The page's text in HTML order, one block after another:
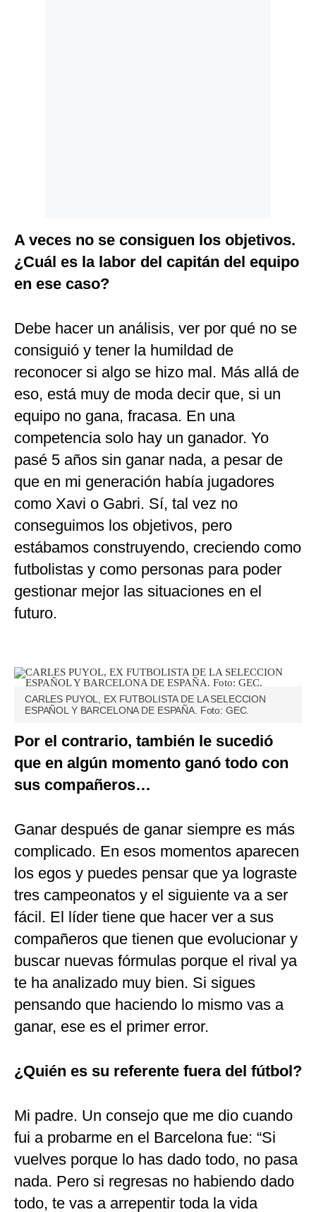
A veces no se consiguen los objetivos.
¿Cuál es la labor del capitán del equipo
en ese caso?
Debe hacer un análisis, ver por qué no se
consiguió y tener la humildad de
reconocer si algo se hizo mal. Más allá de
eso, está muy de moda decir que, si un
equipo no gana, fracasa. En una
competencia solo hay un ganador. Yo
pasé 5 años sin ganar nada, a pesar de
que en mi generación había jugadores
como Xavi o Gabri. Sí, tal vez no
conseguimos los objetivos, pero
estábamos construyendo, creciendo como
futbolistas y como personas para poder
gestionar mejor las situaciones en el
futuro.
CARLES PUYOL, EX FUTBOLISTA DE LA SELECCION
ESPAÑOL Y BARCELONA DE ESPAÑA. Foto: GEC.
Por el contrario, también le sucedió
que en algún momento ganó todo con
sus compañeros…
Ganar después de ganar siempre es más
complicado. En esos momentos aparecen
los egos y puedes pensar que ya lograste
tres campeonatos y el siguiente va a ser
fácil. El líder tiene que hacer ver a sus
compañeros que tienen que evolucionar y
buscar nuevas fórmulas porque el rival ya
te ha analizado muy bien. Si sigues
pensando que haciendo lo mismo vas a
ganar, ese es el primer error.
¿Quién es su referente fuera del fútbol?
Mi padre. Un consejo que me dio cuando
fui a probarme en el Barcelona fue: “Si
vuelves porque lo has dado todo, no pasa
nada. Pero si regresas no habiendo dado
todo, te vas a arrepentir toda la vida